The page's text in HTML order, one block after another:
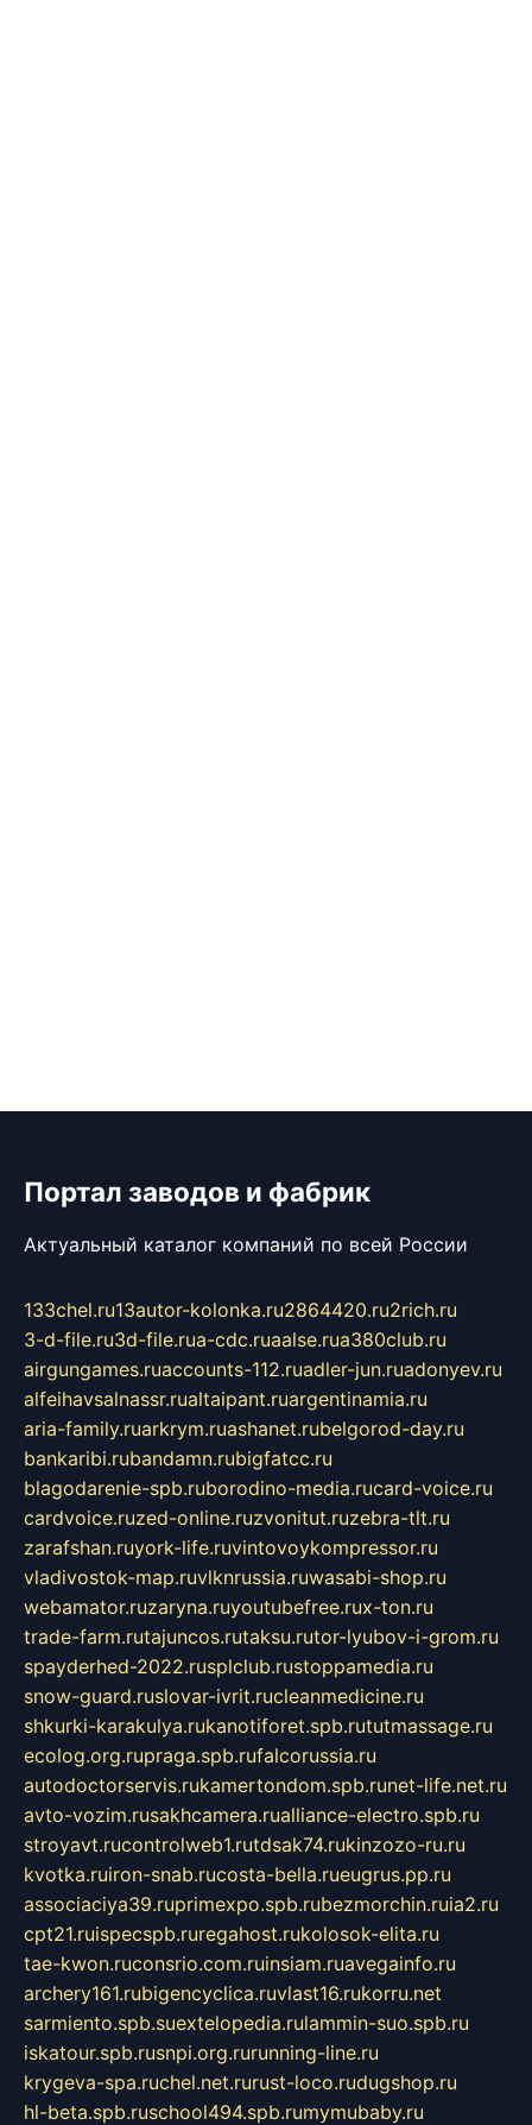
Портал заводов и фабрик
Актуальный каталог компаний по всей России
133chel.ru13autor-kolonka.ru2864420.ru2rich.ru
3-d-file.ru3d-file.rua-cdc.ruaalse.rua380club.ru
airgungames.ruaccounts-112.ruadler-jun.ruadonyev.ru
alfeihavsalnassr.rualtaipant.ruargentinamia.ru
aria-family.ruarkrym.ruashanet.rubelgorod-day.ru
bankaribi.rubandamn.rubigfatcc.ru
blagodarenie-spb.ruborodino-media.rucard-voice.ru
cardvoice.ruzed-online.ruzvonitut.ruzebra-tlt.ru
zarafshan.ruyork-life.ruvintovoykompressor.ru
vladivostok-map.ruvlknrussia.ruwasabi-shop.ru
webamator.ruzaryna.ruyoutubefree.rux-ton.ru
trade-farm.rutajuncos.rutaksu.rutor-lyubov-i-grom.ru
spayderhed-2022.rusplclub.rustoppamedia.ru
snow-guard.ruslovar-ivrit.rucleanmedicine.ru
shkurki-karakulya.rukanotiforet.spb.rututmassage.ru
ecolog.org.rupraga.spb.rufalcorussia.ru
autodoctorservis.rukamertondom.spb.runet-life.net.ru
avto-vozim.rusakhcamera.rualliance-electro.spb.ru
stroyavt.rucontrolweb1.rutdsak74.rukinzozo-ru.ru
kvotka.ruiron-snab.rucosta-bella.rueugrus.pp.ru
associaciya39.ruprimexpo.spb.rubezmorchin.ruia2.ru
cpt21.ruispecspb.ruregahost.rukolosok-elita.ru
tae-kwon.ruconsrio.com.ruinsiam.ruavegainfo.ru
archery161.rubigencyclica.ruvlast16.rukorru.net
sarmiento.spb.suextelopedia.rulammin-suo.spb.ru
iskatour.spb.rusnpi.org.rurunning-line.ru
krygeva-spa.ruchel.net.rurust-loco.rudugshop.ru
hl-beta.spb.ruschool494.spb.rumymubaby.ru